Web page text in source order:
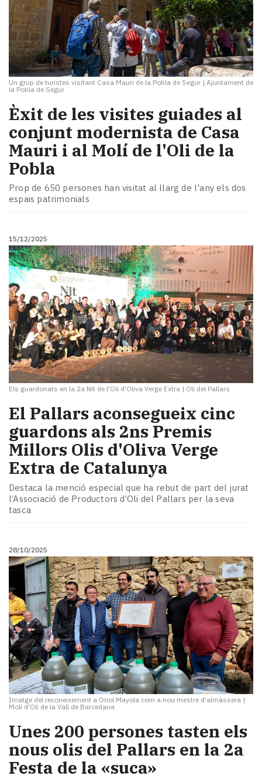
Un grup de turistes visitant Casa Mauri de la Pobla de Segur | Ajuntament de
la Pobla de Segur
Èxit de les visites guiades al
conjunt modernista de Casa
Mauri i al Molí de l'Oli de la
Pobla
​Prop de 650 persones han visitat al llarg de l'any els dos
espais patrimonials
15/12/2025
Els guardonats en la 2a Nit de l'Oli d'Oliva Verge Extra | Oli del Pallars
El Pallars aconsegueix cinc
guardons als 2ns Premis
Millors Olis d'Oliva Verge
Extra de Catalunya
Destaca la menció especial que ha rebut de part del jurat
l’Associació de Productors d’Oli del Pallars per la seva
tasca
28/10/2025
Imatge del reconeixement a Oriol Mayola com a nou mestre d'almàssera |
Molí d'Oli de la Vall de Barcedana
Unes 200 persones tasten els
nous olis del Pallars en la 2a
Festa de la «suca»